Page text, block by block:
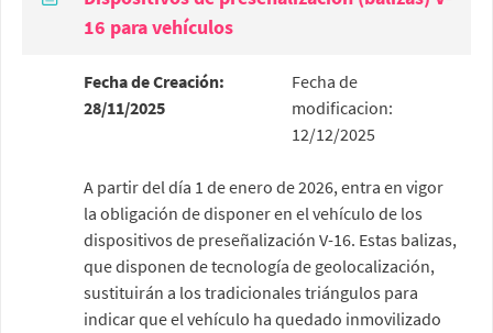
16 para vehículos
Fecha de Creación:
28/11/2025
Fecha de
modificacion:
12/12/2025
A partir del día 1 de enero de 2026, entra en vigor
la obligación de disponer en el vehículo de los
dispositivos de preseñalización V-16. Estas balizas,
que disponen de tecnología de geolocalización,
sustituirán a los tradicionales triángulos para
indicar que el vehículo ha quedado inmovilizado